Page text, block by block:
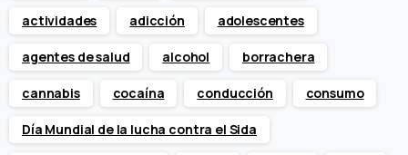
actividades adicción adolescentes
agentes de salud alcohol borrachera
cannabis cocaína conducción consumo
Día Mundial de la lucha contra el Sida